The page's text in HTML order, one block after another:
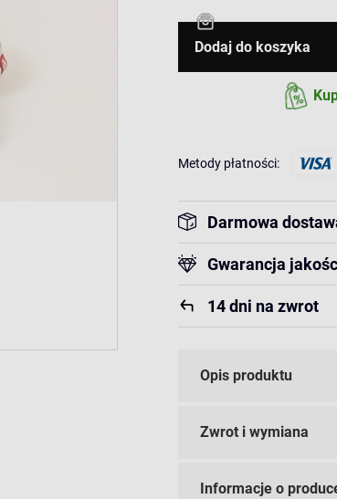
Dodaj do koszyka
Metody płatności:
Darmowa
Gwarancja
14 dni na zwrot
Opis produktu
Zwrot i wymiana
Informacje o